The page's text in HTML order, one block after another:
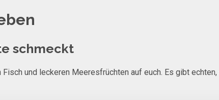
schmeckt
und leckeren Meeresfrüchten auf euch. Es gibt